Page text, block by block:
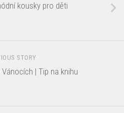
kousky pro děti
STORY
| Tip na knihu